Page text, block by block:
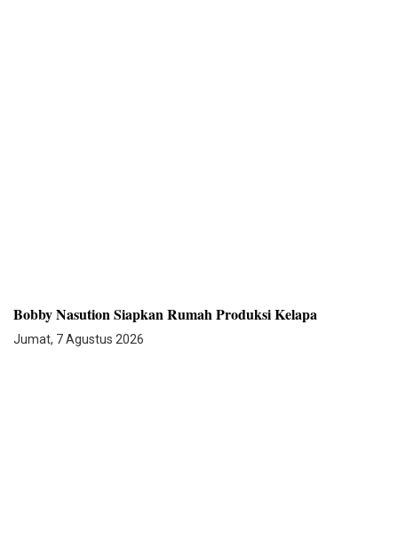
Bobby Nasution Siapkan Rumah Produksi Kelapa
Jumat, 7 Agustus 2026